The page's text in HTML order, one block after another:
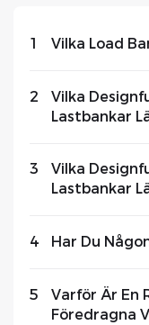
1 Vilka Load
2
Vilka
Lastbankar
3
Vilka
Lastbankar
4 Har Du
5
Varför Är En
Föredragna